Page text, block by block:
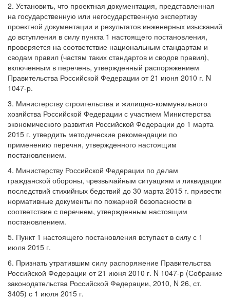
2. Установить, что проектная документация, представленная
на государственную или негосударственную экспертизу
проектной документации и результатов инженерных изысканий
до вступления в силу пункта 1 настоящего постановления,
проверяется на соответствие национальным стандартам и
сводам правил (частям таких стандартов и сводов правил),
включенным в перечень, утвержденный распоряжением
Правительства Российской Федерации от 21 июня 2010 г. N
1047-р.
3. Министерству строительства и жилищно-коммунального
хозяйства Российской Федерации с участием Министерства
экономического развития Российской Федерации до 1 марта
2015 г. утвердить методические рекомендации по
применению перечня, утвержденного настоящим
постановлением.
4. Министерству Российской Федерации по делам
гражданской обороны, чрезвычайным ситуациям и ликвидации
последствий стихийных бедствий до 30 марта 2015 г. привести
нормативные документы по пожарной безопасности в
соответствие с перечнем, утвержденным настоящим
постановлением.
5. Пункт 1 настоящего постановления вступает в силу с 1
июля 2015 г.
6. Признать утратившим силу распоряжение Правительства
Российской Федерации от 21 июня 2010 г. N 1047-р (Собрание
законодательства Российской Федерации, 2010, N 26, ст.
3405) с 1 июля 2015 г.